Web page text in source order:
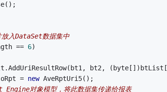
入DataSet数据集中
== 6)
bt2, (byte[])btList[
=
new AveRptUri5();
对象模型，将此数据集传递给报表